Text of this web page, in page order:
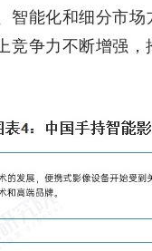
智能化和细分市
竞争力不断增强